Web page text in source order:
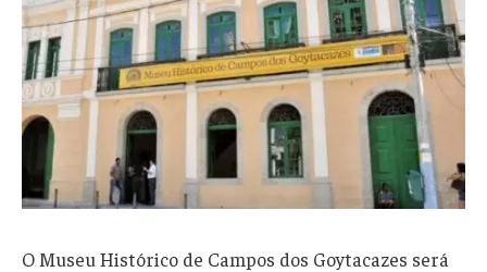
O Museu Histórico de Campos dos Goytacazes será